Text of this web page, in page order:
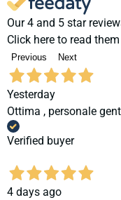
Our 4 and 5 star
Click here to read
Previous Next
Yesterday
Ottima , personale
Verified buyer
4 days ago